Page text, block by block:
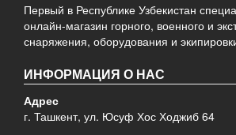
Первый в Республике Узбекистан
онлайн-магазин горного, военного и
снаряжения, оборудования и
ИНФОРМАЦИЯ О НАС
Адрес
г. Ташкент, ул. Юсуф Хос Ходжиб 64